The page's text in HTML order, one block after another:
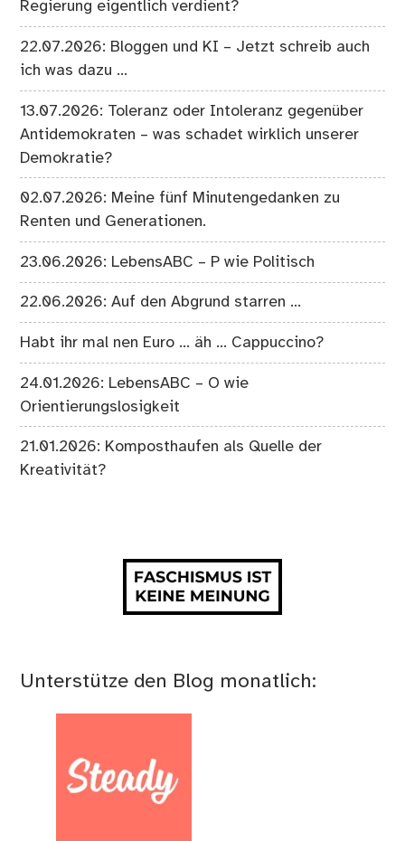
Regierung eigentlich verdient?
22.07.2026: Bloggen und KI – Jetzt schreib auch
ich was dazu …
13.07.2026: Toleranz oder Intoleranz gegenüber
Antidemokraten – was schadet wirklich unserer
Demokratie?
02.07.2026: Meine fünf Minutengedanken zu
Renten und Generationen.
23.06.2026: LebensABC – P wie Politisch
22.06.2026: Auf den Abgrund starren …
Habt ihr mal nen Euro … äh … Cappuccino?
24.01.2026: LebensABC – O wie
Orientierungslosigkeit
21.01.2026: Komposthaufen als Quelle der
Kreativität?
Unterstütze den Blog monatlich: